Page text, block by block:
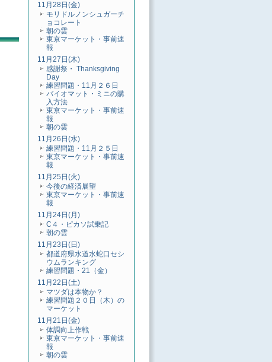
11月28日(金)
モリドルノンシュガーチ
ョコレート
朝の雲
東京マーケット・事前速
報
11月27日(木)
感謝祭・ Thanksgiving
Day
練習問題・11月２６日
バイオマット・ミニの購
入方法
東京マーケット・事前速
報
朝の雲
11月26日(水)
練習問題・11月２５日
東京マーケット・事前速
報
11月25日(火)
今後の経済展望
東京マーケット・事前速
報
11月24日(月)
C４・ピカソ試乗記
朝の雲
11月23日(日)
都道府県水道水蛇口セシ
ウムランキング
練習問題・21（金）
11月22日(土)
マツダは本物か？
練習問題２０日（木）の
マーケット
11月21日(金)
体調向上作戦
東京マーケット・事前速
報
朝の雲